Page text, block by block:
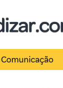
Comunicação